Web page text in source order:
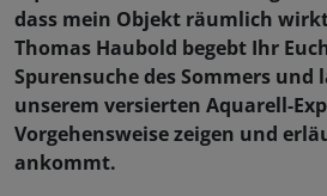
dass mein Objekt räumlich
Thomas Haubold begebt Ihr
Spurensuche des Sommers und
unserem versierten Aquarell-
Vorgehensweise zeigen und
ankommt.